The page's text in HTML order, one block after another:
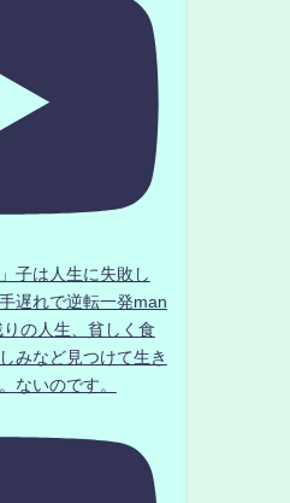
子は人生に失敗し
遅れで逆転一発man
の人生、貧しく食
みなど見つけて生き
ないのです。